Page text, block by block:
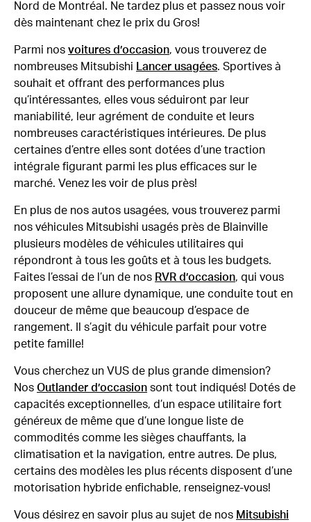
Nord de Montréal. Ne tardez plus et passez nous voir
dès maintenant chez le prix du Gros!
Parmi nos voitures d’occasion, vous trouverez de
nombreuses Mitsubishi Lancer usagées. Sportives à
souhait et offrant des performances plus
qu’intéressantes, elles vous séduiront par leur
maniabilité, leur agrément de conduite et leurs
nombreuses caractéristiques intérieures. De plus
certaines d’entre elles sont dotées d’une traction
intégrale figurant parmi les plus efficaces sur le
marché. Venez les voir de plus près!
En plus de nos autos usagées, vous trouverez parmi
nos véhicules Mitsubishi usagés près de Blainville
plusieurs modèles de véhicules utilitaires qui
répondront à tous les goûts et à tous les budgets.
Faites l’essai de l’un de nos RVR d’occasion, qui vous
proposent une allure dynamique, une conduite tout en
douceur de même que beaucoup d’espace de
rangement. Il s’agit du véhicule parfait pour votre
petite famille!
Vous cherchez un VUS de plus grande dimension?
Nos Outlander d’occasion sont tout indiqués! Dotés de
capacités exceptionnelles, d’un espace utilitaire fort
généreux de même que d’une longue liste de
commodités comme les sièges chauffants, la
climatisation et la navigation, entre autres. De plus,
certains des modèles les plus récents disposent d’une
motorisation hybride enfichable, renseignez-vous!
Vous désirez en savoir plus au sujet de nos Mitsubishi